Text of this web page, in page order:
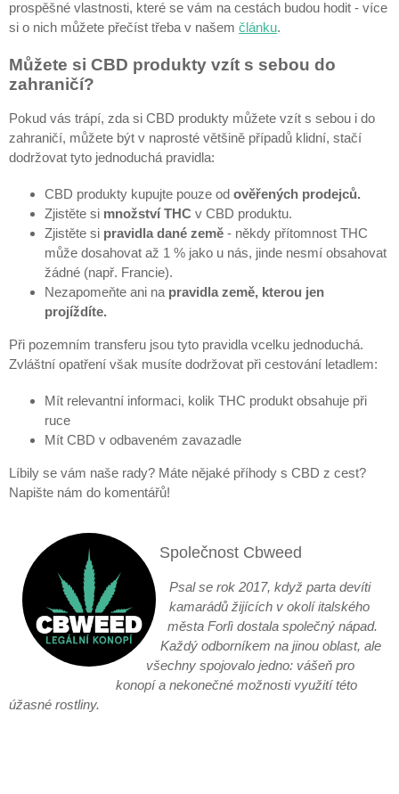
prospěšné vlastnosti, které se vám na cestách budou hodit - více
si o nich můžete přečíst třeba v našem článku.
Můžete si CBD produkty vzít s sebou do
zahraničí?
Pokud vás trápí, zda si CBD produkty můžete vzít s sebou i do
zahraničí, můžete být v naprosté většině případů klidní, stačí
dodržovat tyto jednoduchá pravidla:
CBD produkty kupujte pouze od ověřených prodejců.
Zjistěte si množství THC v CBD produktu.
Zjistěte si pravidla dané země - někdy přítomnost THC
může dosahovat až 1 % jako u nás, jinde nesmí obsahovat
žádné (např. Francie).
Nezapomeňte ani na pravidla země, kterou jen
projíždíte.
Při pozemním transferu jsou tyto pravidla vcelku jednoduchá.
Zvláštní opatření však musíte dodržovat při cestování letadlem:
Mít relevantní informaci, kolik THC produkt obsahuje při
ruce
Mít CBD v odbaveném zavazadle
Líbily se vám naše rady? Máte nějaké příhody s CBD z cest?
Napište nám do komentářů!
Společnost Cbweed
Psal se rok 2017, když parta devíti
kamarádů žijících v okolí italského
města Forlì dostala společný nápad.
Každý odborníkem na jinou oblast, ale
všechny spojovalo jedno: vášeň pro
konopí a nekonečné možnosti využití této
úžasné rostliny.